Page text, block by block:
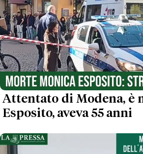
Attentato di Modena, è
Esposito, aveva 55 anni